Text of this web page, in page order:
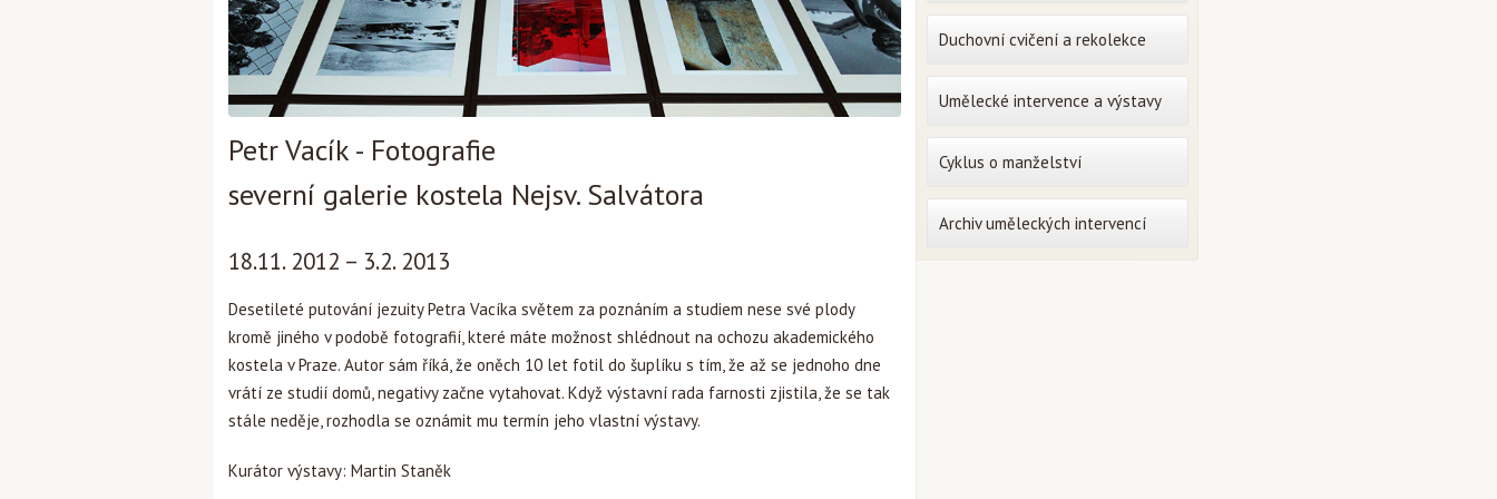
Petr Vacík - Fotografie
severní galerie kostela Nejsv. Salvátora
18.11. 2012 – 3.2. 2013
Desetileté putování jezuity Petra Vacíka světem za poznáním a studiem nese své plody
kromě jiného v podobě fotografií, které máte možnost shlédnout na ochozu akademického
kostela v Praze. Autor sám říká, že oněch 10 let fotil do šuplíku s tím, že až se jednoho dne
vrátí ze studií domů, negativy začne vytahovat. Když výstavní rada farnosti zjistila, že se tak
stále neděje, rozhodla se oznámit mu termín jeho vlastní výstavy.
Kurátor výstavy: Martin Staněk
Duchovní cvičení a rekolekce
Umělecké intervence a výstavy
Cyklus o manželství
Archiv uměleckých intervencí